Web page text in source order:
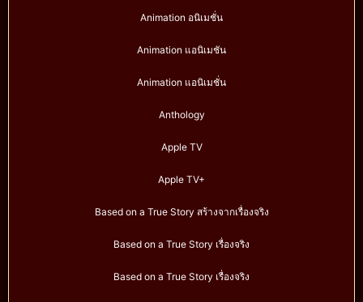
Animation อนิเมชั่น
Animation แอนิเมชัน
Animation แอนิเมชั่น
Anthology
Apple TV
Apple TV+
Based on a True Story สร้างจากเรื่องจริง
Based on a True Story เรื่องจริง
Based on a True Story เรื่องจริง